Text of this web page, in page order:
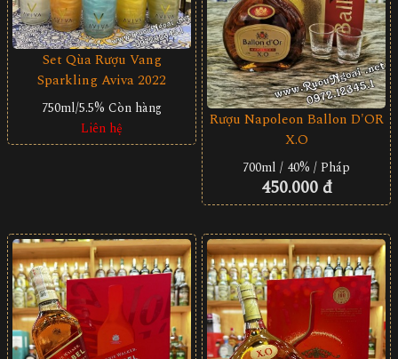
Set Qùa Rượu Vang
Sparkling Aviva 2022
750ml/5.5% Còn hàng
Liên hệ
Rượu Napoleon Ballon D'OR
X.O
700ml / 40% / Pháp
450.000 đ